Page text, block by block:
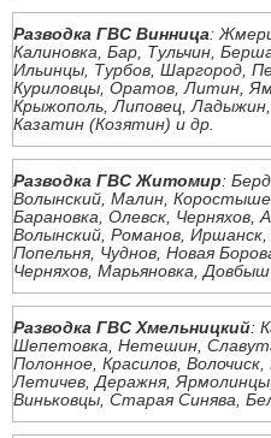
Разводка ГВС Винница:
Калиновка, Бар, Тульчин,
Ильинцы, Турбов, Шаргород,
Куриловцы, Оратов, Литин,
Крыжополь, Липовец,
Казатин (Козятин) и др.
Разводка ГВС Житомир:
Волынский, Малин,
Барановка, Олевск, Черняхов,
Волынский, Романов,
Попельня, Чуднов, Новая
Черняхов, Марьяновка, Довбыш
Разводка ГВС Хмельницкий:
Шепетовка, Нетешин,
Полонное, Красилов,
Летичев, Деражня,
Виньковцы, Старая Синява,